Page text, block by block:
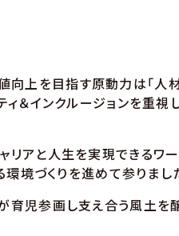
上を目指す原動力は「人
ィ＆インクルージョンを重
アと人生を実現できるワー
境づくりを進めて参りまし
育児参画し支え合う風土を